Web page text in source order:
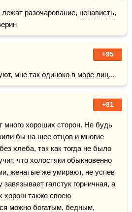
разочарование, ненависть,
+95
мне так одиноко в море лиц...
+81
много хороших сторон. Не будь
бы на шее отцов и многие
хлеба, так как тогда не было
что холостяки обыкновенно
женатые же умирают, не успев
галстук горничная, а
хорош также своею
можно богатым, бедным,